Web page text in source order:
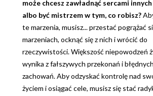
może chcesz zawładnąć sercami
albo być mistrzem w tym, co robisz?
te marzenia, musisz... przestać pogrążać
marzeniach, ocknąć się z nich i wrócić do
rzeczywistości. Większość niepowodzeń
wynika z fałszywych przekonań i
zachowań. Aby odzyskać kontrolę nad
życiem i osiągać cele, musisz się stać